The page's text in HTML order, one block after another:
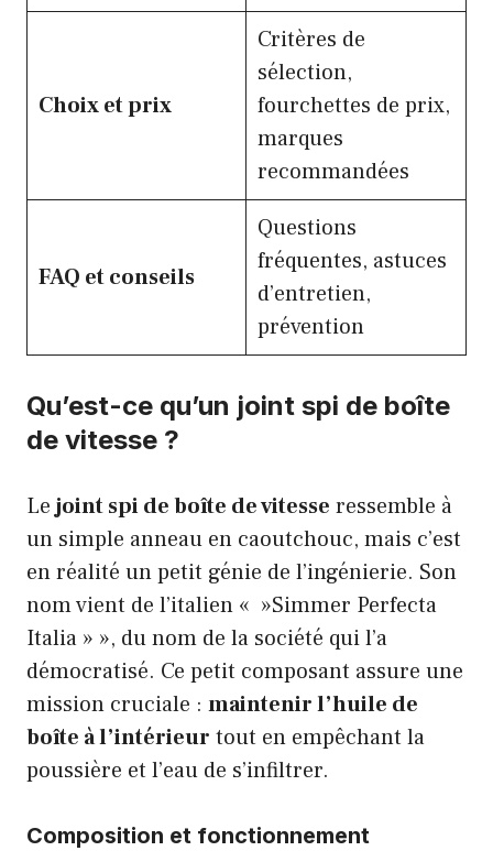
Choix et prix
Critères de
sélection,
fourchettes de prix,
marques
recommandées
FAQ et conseils
Questions
fréquentes, astuces
d’entretien,
prévention
Qu’est-ce qu’un joint spi de boîte
de vitesse ?
Lejoint spi de boîte de vitesse ressemble à
un simple anneau en caoutchouc, mais c’est
en réalité un petit génie de l’ingénierie. Son
nom vient de l’italien « »Simmer Perfecta
Italia » », du nom de la société qui l’a
démocratisé. Ce petit composant assure une
mission cruciale : maintenir l’huile de
boîte à l’intérieur tout en empêchant la
poussière et l’eau de s’infiltrer.
Composition et fonctionnement